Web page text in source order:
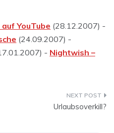
YouTube (28.12.2007) -
(24.09.2007) -
- Nightwish –
Urlaubsoverkill?